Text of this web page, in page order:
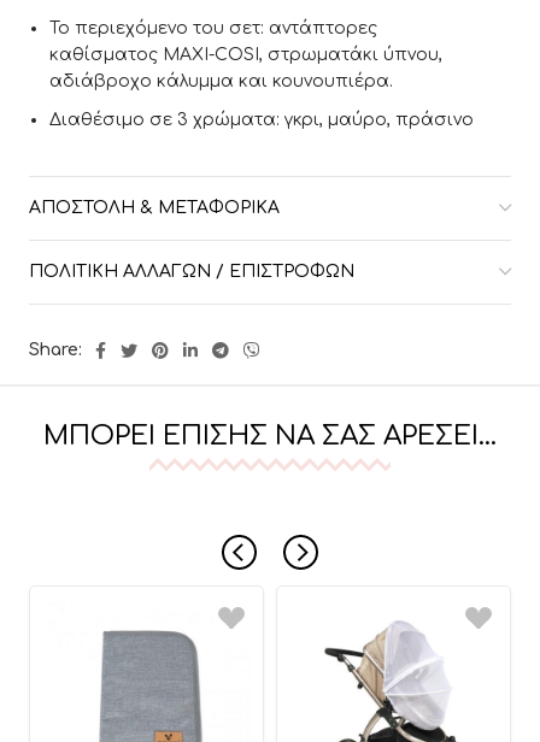
Το περιεχόμενο του σετ: αντάπτορες
καθίσματος MAXI-COSI, στρωματάκι ύπνου,
αδιάβροχο κάλυμμα και κουνουπιέρα.
Διαθέσιμο σε 3 χρώματα: γκρι, μαύρο, πράσινο
ΑΠΟΣΤΟΛΉ & ΜΕΤΑΦΟΡΙΚΆ
ΠΟΛΙΤΙΚΉ ΑΛΛΑΓΏΝ / ΕΠΙΣΤΡΟΦΏΝ
Share:
ΜΠΟΡΕΊ ΕΠΊΣΗΣ ΝΑ ΣΑΣ ΑΡΈΣΕΙ…